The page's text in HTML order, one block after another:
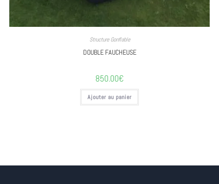
Structure Gonflable
DOUBLE FAUCHEUSE
850.00€
Ajouter au panier